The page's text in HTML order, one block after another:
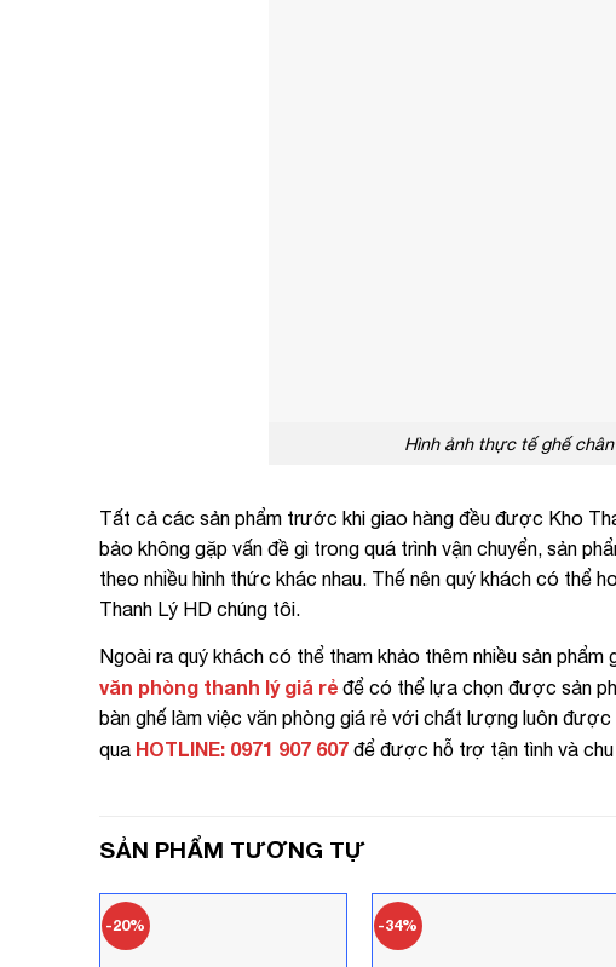
Hình ảnh thực tế ghế
Tất cả các sản phẩm trước khi giao hàng đều được Kho
bảo không gặp vấn đề gì trong quá trình vận chuyển, sản
theo nhiều hình thức khác nhau. Thế nên quý khách có thể
Thanh Lý HD chúng tôi.
Ngoài ra quý khách có thể tham khảo thêm nhiều sản
văn phòng thanh lý giá rẻ để có thể lựa chọn được sản
bàn ghế làm việc văn phòng giá rẻ với chất lượng luôn
qua HOTLINE: 0971 907 607 để được hỗ trợ tận tình và
SẢN PHẨM TƯƠNG TỰ
-20% -34%